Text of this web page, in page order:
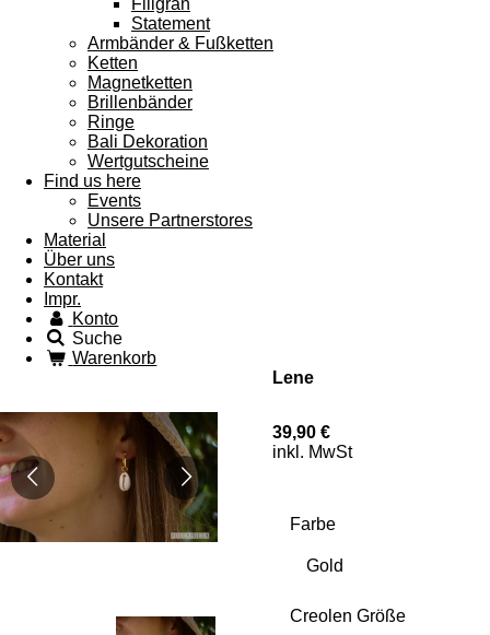
Filigran
Statement
Armbänder & Fußketten
Ketten
Magnetketten
Brillenbänder
Ringe
Bali Dekoration
Wertgutscheine
Find us here
Events
Unsere Partnerstores
Material
Über uns
Kontakt
Impr.
Konto
Suche
Warenkorb
Lene
39,90 €
inkl. MwSt
Farbe
Creolen Größe